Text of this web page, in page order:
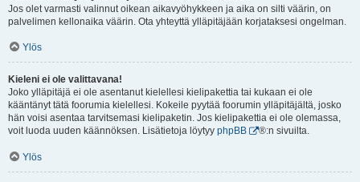
Jos olet varmasti valinnut oikean aikavyöhykkeen ja aika on silti väärin, on
palvelimen kellonaika väärin. Ota yhteyttä ylläpitäjään korjataksesi ongelman.
Ylös
Kieleni ei ole valittavana!
Joko ylläpitäjä ei ole asentanut kielellesi kielipakettia tai kukaan ei ole
kääntänyt tätä foorumia kielellesi. Kokeile pyytää foorumin ylläpitäjältä, josko
hän voisi asentaa tarvitsemasi kielipaketin. Jos kielipakettia ei ole olemassa,
voit luoda uuden käännöksen. Lisätietoja löytyy phpBB ®:n sivuilta.
Ylös